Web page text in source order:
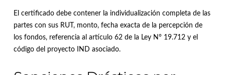
El certificado debe contener la individualización completa de las
partes con sus RUT, monto, fecha exacta de la percepción de
los fondos, referencia al artículo 62 de la Ley N° 19.712 y el
código del proyecto IND asociado.